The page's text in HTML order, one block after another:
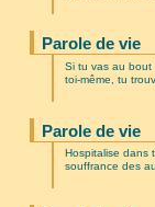
Parole de vie
Si tu vas au bout
toi-même, tu
Parole de vie
Hospitalise dans
souffrance des